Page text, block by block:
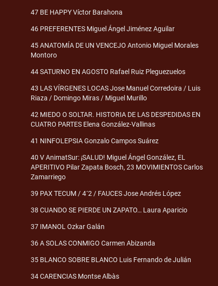
47 BE HAPPY Víctor Barahona
46 PREFERENTES Miguel Ángel Jiménez Aguilar
45 ANATOMÍA DE UN VENCEJO Antonio Miguel Morales
Montoro
44 SATURNO EN AGOSTO Rafael Ruiz Pleguezuelos
43 LAS VÍRGENES LOCAS Jose Manuel Corredoira / Luis
Riaza / Domingo Miras / Miguel Murillo
42 MIEDO O SOLTAR. HISTORIA DE LAS DESPEDIDAS EN
CUATRO PARTES Elena González-Vallinas
41 NINFOLEPSIA Gonzalo Campos Suárez
40 V AnimatSur: ¡SALUD! Miguel Ángel González, EL
APERITIVO Pilar Zapata Bosch, 23 MOVIMIENTOS Carlos
Zamarriego
39 PAX TECUM / 4´2 / FAUCES Jose Andrés López
38 CUANDO SE PIERDE UN ZAPATO… Laura Aparicio
37 IMANOL Ozkar Galán
36 A SOLAS CONMIGO Carmen Abizanda
35 BLANCO SOBRE BLANCO Luis Fernando de Julián
34 CARENCIAS Montse Albàs